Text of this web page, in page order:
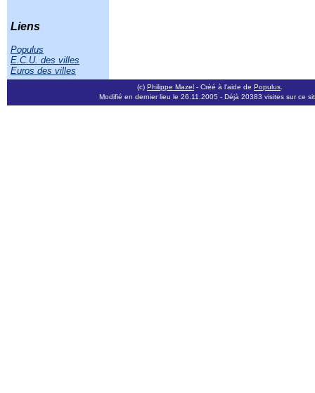
Liens
Populus
E.C.U. des villes
Euros des villes
(c) Philippe Mazel - Créé à l'aide de Populus
Modifié en dernier lieu le 26.11.2005 - Déjà 20383 visites sur ce